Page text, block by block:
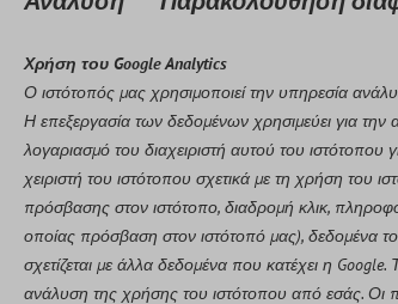
Χρήση του Google Analytics
Ο ιστότοπός μας χρησιμοποιεί την υπηρεσία
Η επεξεργασία των δεδομένων χρησιμεύει για την
λογαριασμό του διαχειριστή αυτού του
χειριστή του ιστότοπου σχετικά με τη χρήση του
πρόσβασης στον ιστότοπο, διαδρομή κλικ,
οποίας πρόσβαση στον ιστότοπό μας), δεδομένα
σχετίζεται με άλλα δεδομένα που κατέχει η
ανάλυση της χρήσης του ιστότοπου από εσάς. Οι